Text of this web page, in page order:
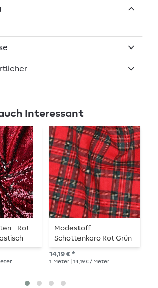
Interessant
- Rot
Modestoff –
Schottenkaro Rot Grün
14,19 € *
1 Meter | 14,19 € / Meter